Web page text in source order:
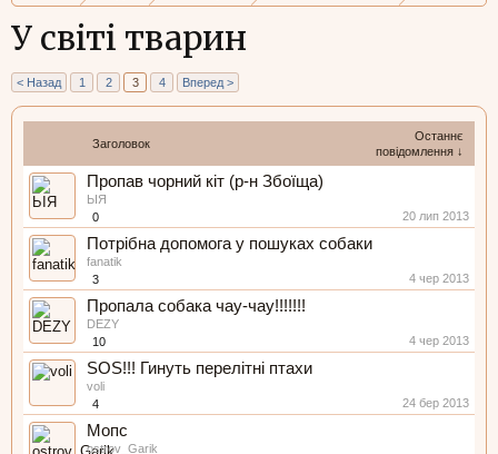
У світі тварин
< Назад 1 2 3 4 Вперед >
Заголовок
Останнє
повідомлення ↓
Пропав чорний кіт (р-н Збоїща)
ЬІЯ
0
20 лип 2013
Потрібна допомога у пошуках собаки
fanatik
3
4 чер 2013
Пропала собака чау-чау!!!!!!!
DEZY
10
4 чер 2013
SOS!!! Гинуть перелітні птахи
voli
4
24 бер 2013
Мопс
ostrov_Garik